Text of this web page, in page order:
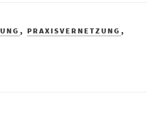
, PRAXISVERNETZUNG ,